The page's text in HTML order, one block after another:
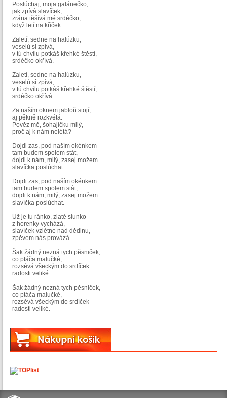
Poslúchaj, moja galánečko,
jak zpívá slavíček,
zrána těšívá mé srdéčko,
když letí na kříček.
Zaletí, sedne na halúzku,
veselú si zpívá,
v tú chvílu potkáš křehké štěstí,
srdéčko okřívá.
Zaletí, sedne na halúzku,
veselú si zpívá,
v tú chvílu potkáš křehké štěstí,
srdéčko okřívá.
Za naším oknem jabloň stojí,
aj pěkně rozkvétá.
Pověz mě, šohajíčku milý,
proč aj k nám nelétá?
Dojdi zas, pod naším okénkem
tam budem spolem stát,
dojdi k nám, milý, zasej možem
slavíčka poslúchat.
Dojdi zas, pod naším okénkem
tam budem spolem stát,
dojdi k nám, milý, zasej možem
slavíčka poslúchat.
Už je tu ránko, zlaté slunko
z horenky vycházá,
slavíček vzlétne nad dědinu,
zpěvem nás provázá.
Šak žádný nezná tych pěsniček,
co ptáča malučké,
rozsévá všeckým do srdíček
radosti veliké.
Šak žádný nezná tych pěsniček,
co ptáča malučké,
rozsévá všeckým do srdíček
radosti veliké.